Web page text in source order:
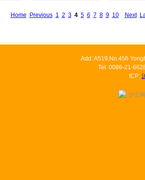
Home Previous 1 2 3 4 5 6 7 8 9 10 Next
Add: A519,No.456
Tel: 0086-21-
ICP:
沪公